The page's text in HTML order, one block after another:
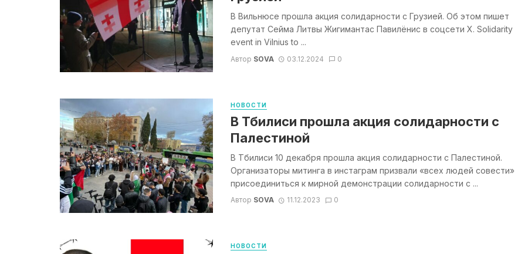
В Вильнюсе прошла акция солидарности с Грузией. Об этом пишет
депутат Сейма Литвы Жигимантас Павилёнис в соцсети Х. Solidarity
event in Vilnius to ...
Автор SOVA 03.12.2024 0
НОВОСТИ
В Тбилиси прошла акция солидарности с
Палестиной
В Тбилиси 10 декабря прошла акция солидарности с Палестиной.
Организаторы митинга в инстаграм призвали «всех людей совести»
присоединиться к мирной демонстрации солидарности с ...
Автор SOVA 11.12.2023 0
НОВОСТИ